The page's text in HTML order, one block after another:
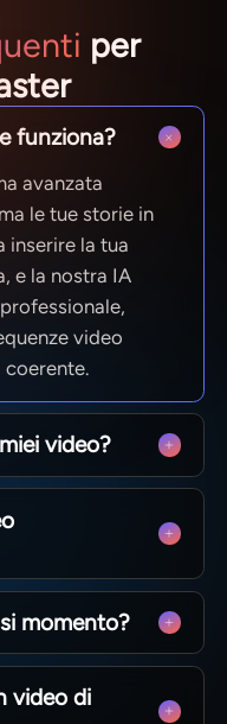
per
funziona?
avanzata
le tue storie in
inserire la tua
e la nostra IA
video
video?
completi di
per la
la
scene, così puoi
limiti tecnici.
che crei. Che tu
o vendendo
su ogni video
momento?
libertà creativa,
gestire il tuo
video di